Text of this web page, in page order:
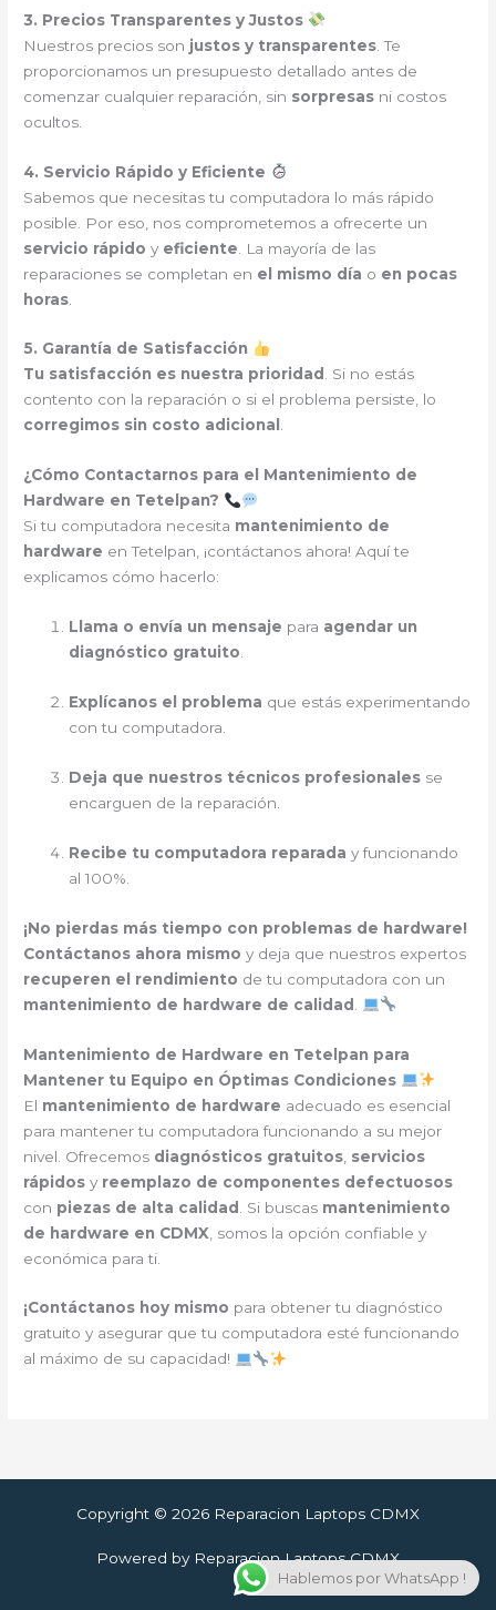
3. Precios Transparentes y Justos
Nuestros precios son justos y transparentes . Te
proporcionamos un presupuesto detallado antes de
comenzar cualquier reparación, sin sorpresas ni costos
ocultos.
4. Servicio Rápido y Eficiente
Sabemos que necesitas tu computadora lo más rápido
posible. Por eso, nos comprometemos a ofrecerte un
servicio rápido y eficiente . La mayoría de las
reparaciones se completan en el mismo día o en pocas
horas
5. Garantía de Satisfacción
Tu satisfacción es nuestra prioridad . Si no estás
contento con la reparación o si el problema persiste, lo
corregimos sin costo adicional .
¿Cómo Contactarnos para el Mantenimiento de
Hardware en Tetelpan?
Si tu computadora necesita mantenimiento de
hardware en Tetelpan, ¡contáctanos ahora! Aquí te
explicamos cómo hacerlo:
Llama o envía un mensaje para agendar un
diagnóstico gratuito
Explícanos el problema que estás experimentando
con tu computadora.
Deja que nuestros técnicos profesionales se
encarguen de la reparación.
Recibe tu computadora reparada y funcionando
al 100%.
¡No pierdas más tiempo con problemas de hardware!
Contáctanos ahora mismo y deja que nuestros expertos
recuperen el rendimiento de tu computadora con un
mantenimiento de hardware de calidad
Mantenimiento de Hardware en Tetelpan para
Mantener tu Equipo en Óptimas Condiciones
El mantenimiento de hardware adecuado es esencial
para mantener tu computadora funcionando a su mejor
nivel. Ofrecemos diagnósticos gratuitos servicios
rápidos y reemplazo de componentes defectuosos
con piezas de alta calidad . Si buscas mantenimiento
de hardware en CDMX , somos la opción confiable y
económica para ti.
¡Contáctanos hoy mismo para obtener tu diagnóstico
gratuito y asegurar que tu computadora esté funcionando
al máximo de su capacidad!
Copyright © 2026 Reparacion Laptops CDMX
Powered by Reparacion Laptops CDMX
Hablemos por WhatsApp !